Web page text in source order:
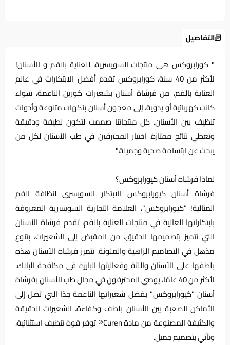
التفاصيل
" كورابروكس هى منتجات السويسرية، للعناية بالفم و الأسنان!
لأكثر من 40 سنة، كورابروكس تقدم أفضل الابتكارات في عالم
العناية بالفم، من فرشاة أسنان بشعيرات كورين الناعمة، سواء
كانت كهربائية أو يدوية، إلى معجون أسنان بنكهات متنوعة وأدوات
تنظيف بين الأسنان. كل منتجاتنا صممت لتكون لطيفة ودقيقة
وتعطي نتائج ممتازة. اختيار المحترفين في طب الأسنان لكل من
يبحث عن ابتسامة صحية وجميلة."
لماذا فرشاة أسنان كيورابروكس؟
فرشاة أسنان كيورابروكس الابتكار السويسري لنظافة الفم
المثالية! "كيورابروكس"، العلامة التجارية السويسرية المعروفة
بابتكاراتها العالية في منتجات العناية بالفم، تقدم فرشاة الأسنان
التي تتميز بتصميمها الدقيق، من المقبض إلى الشعيرات، بتنوع
مذهل في التصاميم الزاهية والملونة. تتميز فرشاة الأسنان هذه
بلطفها على الأسنان واللثة وفعاليتها البارزة في مكافحة البلاك.
لأكثر من 40 عامًا، يوصي المحترفون في مجال طب الأسنان بفرشاة
أسنان "كيورابروكس" بفضل شعيراتها الناعمة جدًا التي تصل إلى
الأماكن الصعبة بين الأسنان بلطف وكفاءة. الشعيرات الدقيقة
والكثيفة المصنوعة من مادة Curen® توفر قوة تنظيف استثنائية،
وتأتي بتصميم جميل.